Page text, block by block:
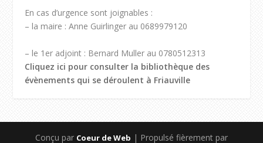
En cas d’urgence sont joignables :
– la maire : Anne Guirlinger au 0689979120
– le 1er adjoint : Bernard Muller au 0780512313
Cliquez ici pour consulter la bibliothèque des
évènements qui se déroulent à Friauville
Conçu par Coeur de Web | Propulsé fièrement par